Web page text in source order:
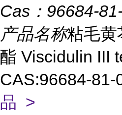
Cas： 96684-
产品名称粘毛黄
酯 Viscidulin III
CAS:96684-81-
品 >